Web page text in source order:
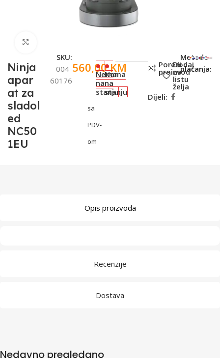
Ninja
apar
at za
sladol
ed
NC50
1EU
SKU:
004-
60176
560,00KM
sa
PDV-
om
Nema
na
stanju
Nema
na
stanju
Poredi
proizvod
Dodaj
na
listu
želja
Dijeli:
Metode
plaćanja:
Opis proizvoda
Recenzije
Dostava
Nedavno pregledano